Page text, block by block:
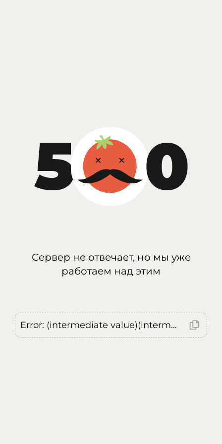
Сервер не отвечает, но мы уже
работаем над этим
Error: (intermediate value)(intermediate value)(intermediate value).replaceAll is not a function